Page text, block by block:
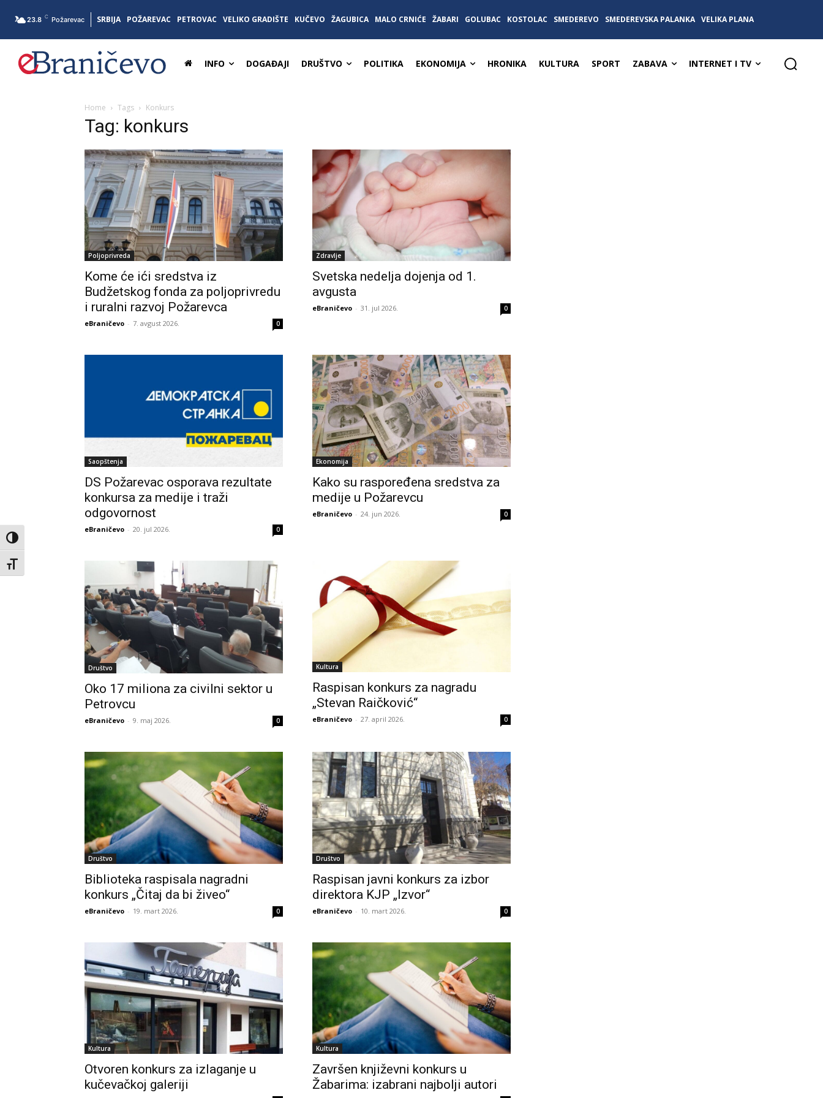
Toggle High Contrast
Toggle Font size
23.8 C Požarevac SRBIJA POŽAREVAC PETROVAC VELIKO GRADIŠTE KUČEVO ŽAGUBICA MALO CRNIĆE ŽABARI GOLUBAC KOSTOLAC SMEDEREVO SMEDEREVSKA PALANKA VELIKA PLANA
INFO DOGAĐAJI DRUŠTVO POLITIKA EKONOMIJA HRONIKA KULTURA SPORT ZABAVA INTERNET I TV
Home Tags Konkurs
Tag: konkurs
Poljoprivreda
Kome će ići sredstva iz
Budžetskog fonda za poljoprivredu
i ruralni razvoj Požarevca
eBraničevo - 7. avgust 2026. 0
Zdravlje
Svetska nedelja dojenja od 1.
avgusta
eBraničevo - 31. jul 2026. 0
Saopštenja
DS Požarevac osporava rezultate
konkursa za medije i traži
odgovornost
eBraničevo - 20. jul 2026. 0
Ekonomija
Kako su raspoređena sredstva za
medije u Požarevcu
eBraničevo - 24. jun 2026. 0
Društvo
Oko 17 miliona za civilni sektor u
Petrovcu
eBraničevo - 9. maj 2026. 0
Kultura
Raspisan konkurs za nagradu
„Stevan Raičković“
eBraničevo - 27. april 2026. 0
Društvo
Biblioteka raspisala nagradni
konkurs „Čitaj da bi živeo“
eBraničevo - 19. mart 2026. 0
Društvo
Raspisan javni konkurs za izbor
direktora KJP „Izvor“
eBraničevo - 10. mart 2026. 0
Kultura
Otvoren konkurs za izlaganje u
kučevačkoj galeriji
Kultura
Završen književni konkurs u
Žabarima: izabrani najbolji autori